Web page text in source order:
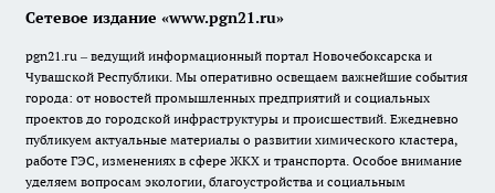
Сетевое издание «www.pgn21.ru»
pgn21.ru – ведущий информационный портал Новочебоксарска и
Чувашской Республики. Мы оперативно освещаем важнейшие события
города: от новостей промышленных предприятий и социальных
проектов до городской инфраструктуры и происшествий. Ежедневно
публикуем актуальные материалы о развитии химического кластера,
работе ГЭС, изменениях в сфере ЖКХ и транспорта. Особое внимание
уделяем вопросам экологии, благоустройства и социальным